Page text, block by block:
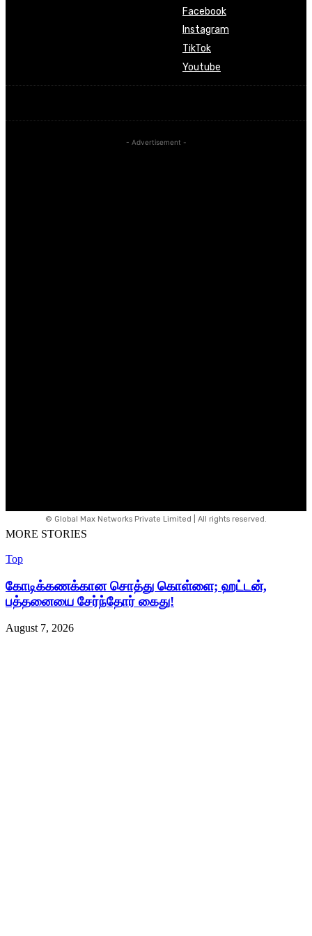
Facebook
Instagram
TikTok
Youtube
- Advertisement -
© Global Max Networks Private Limited | All rights reserved.
MORE STORIES
Top
கோடிக்கணக்கான சொத்து கொள்ளை; ஹட்டன்,
பத்தனையை சேர்ந்தோர் கைது!
August 7, 2026